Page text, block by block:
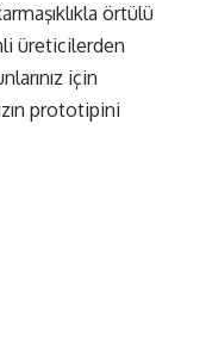
örtülü
üreticilerden
için
prototipini